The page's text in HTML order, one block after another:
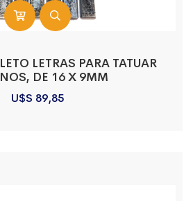
LETRAS PARA TATUAR
DE 16 X 9MM
U$S 89,85